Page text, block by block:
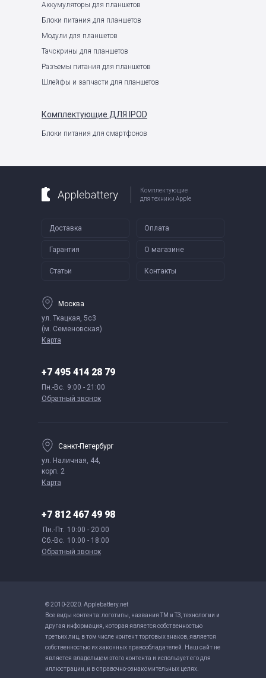
Аккумуляторы для планшетов
Блоки питания для планшетов
Модули для планшетов
Тачскрины для планшетов
Разъемы питания для планшетов
Шлейфы и запчасти для планшетов
Комплектующие ДЛЯ IPOD
Блоки питания для смартфонов
Комплектующие
для техники Apple
Доставка Оплата
Гарантия О магазине
Статьи Контакты
Москва
ул. Ткацкая, 5с3
(м. Семеновская)
Карта
+7 495 414 28 79
Пн.-Вс. 9:00 - 21:00
Обратный звонок
Санкт-Петербург
ул. Наличная, 44,
корп. 2
Карта
+7 812 467 49 98
Пн.-Пт. 10:00 - 20:00
Сб.-Вс. 10:00 - 18:00
Обратный звонок
© 2010-2020. Applebattery.net
Все виды контента: логотипы, названия ТМ и ТЗ, технологии и
другая информация, которая является собственностью
третьих лиц, в том числе контент торговых знаков, является
собственностью их законных правообладателей. Наш сайт не
является владельцем этого контента и использует его для
иллюстрации, и в справочно-ознакомительных целях.